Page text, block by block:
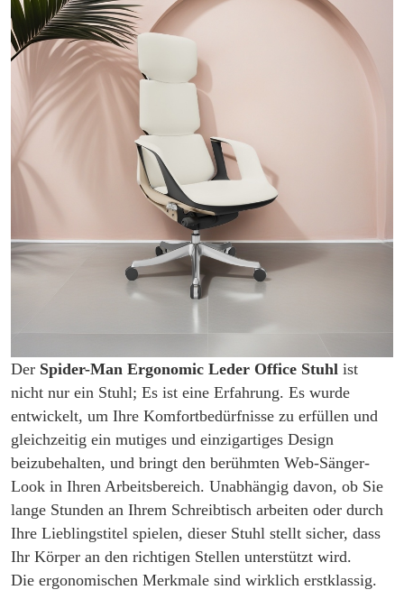
Der Spider-Man Ergonomic Leder Office Stuhl ist
nicht nur ein Stuhl; Es ist eine Erfahrung. Es wurde
entwickelt, um Ihre Komfortbedürfnisse zu erfüllen und
gleichzeitig ein mutiges und einzigartiges Design
beizubehalten, und bringt den berühmten Web-Sänger-
Look in Ihren Arbeitsbereich. Unabhängig davon, ob Sie
lange Stunden an Ihrem Schreibtisch arbeiten oder durch
Ihre Lieblingstitel spielen, dieser Stuhl stellt sicher, dass
Ihr Körper an den richtigen Stellen unterstützt wird.
Die ergonomischen Merkmale sind wirklich erstklassig.